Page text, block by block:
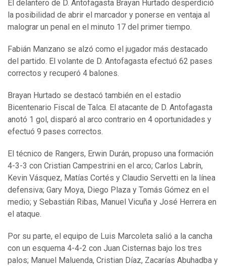
El delantero de D. Antofagasta Brayan Hurtado desperdició
la posibilidad de abrir el marcador y ponerse en ventaja al
malograr un penal en el minuto 17 del primer tiempo.
Fabián Manzano se alzó como el jugador más destacado
del partido. El volante de D. Antofagasta efectuó 62 pases
correctos y recuperó 4 balones.
Brayan Hurtado se destacó también en el estadio
Bicentenario Fiscal de Talca. El atacante de D. Antofagasta
anotó 1 gol, disparó al arco contrario en 4 oportunidades y
efectuó 9 pases correctos.
El técnico de Rangers, Erwin Durán, propuso una formación
4-3-3 con Cristian Campestrini en el arco; Carlos Labrín,
Kevin Vásquez, Matías Cortés y Claudio Servetti en la línea
defensiva; Gary Moya, Diego Plaza y Tomás Gómez en el
medio; y Sebastián Ribas, Manuel Vicuña y José Herrera en
el ataque.
Por su parte, el equipo de Luis Marcoleta salió a la cancha
con un esquema 4-4-2 con Juan Cisternas bajo los tres
palos; Manuel Maluenda, Cristian Díaz, Zacarías Abuhadba y